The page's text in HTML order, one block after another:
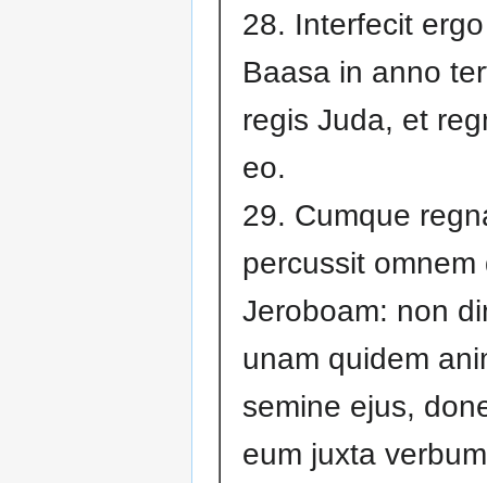
28. Interfecit
Baasa in anno
regis Juda, et
eo.
29. Cumque
percussit omnem
Jeroboam: non
unam quidem
semine ejus,
eum juxta